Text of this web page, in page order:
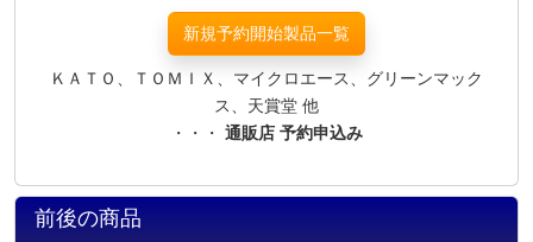
新規予約開始製品一覧
ＫＡＴＯ、ＴＯＭＩＸ、マイクロエース、グリーンマック
ス、天賞堂 他
・・・ 通販店 予約申込み
前後の商品